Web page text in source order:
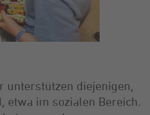
unterstützen diejenigen,
etwa im sozialen Bereich.